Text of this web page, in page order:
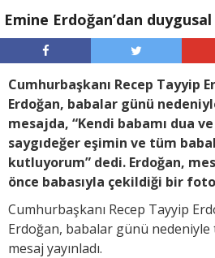
Emine Erdoğan’dan duygusal
Cumhurbaşkanı Recep Tayyip
Erdoğan, babalar günü
mesajda, “Kendi babamı dua
saygıdeğer eşimin ve tüm
kutluyorum” dedi. Erdoğan,
önce babasıyla çekildiği bir
Cumhurbaşkanı Recep Tayyip
Erdoğan, babalar günü
mesaj yayınladı.